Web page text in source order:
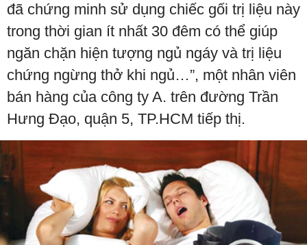
đã chứng minh sử dụng chiếc gối trị liệu này
trong thời gian ít nhất 30 đêm có thể giúp
ngăn chặn hiện tượng ngủ ngáy và trị liệu
chứng ngừng thở khi ngủ…”, một nhân viên
bán hàng của công ty A. trên đường Trần
Hưng Đạo, quận 5, TP.HCM tiếp thị.